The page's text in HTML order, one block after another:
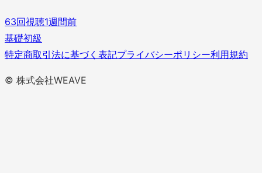
63回視聴1週間前
基礎初級
特定商取引法に基づく表記プライバシーポリシー利用規約
© 株式会社WEAVE